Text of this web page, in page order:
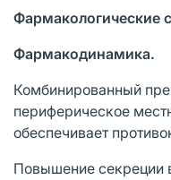
Фармакологические
Фармакодинамика.
Комбинированный
периферическое
обеспечивает
Повышение секреции